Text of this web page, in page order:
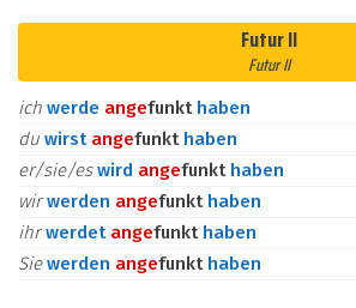
Futur II
Futur II
ich werde angefunkt haben
du wirst angefunkt haben
er/sie/eswird angefunkt haben
wirwerden angefunkt haben
ihrwerdet angefunkt haben
Siewerden angefunkt haben